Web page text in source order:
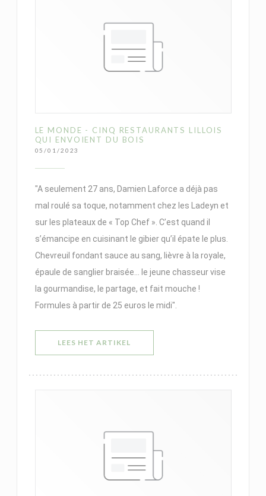
LE MONDE - CINQ RESTAURANTS LILLOIS
QUI ENVOIENT DU BOIS
05/01/2023
"A seulement 27 ans, Damien Laforce a déjà pas
mal roulé sa toque, notamment chez les Ladeyn et
sur les plateaux de « Top Chef ». C’est quand il
s’émancipe en cuisinant le gibier qu’il épate le plus.
Chevreuil fondant sauce au sang, lièvre à la royale,
épaule de sanglier braisée... le jeune chasseur vise
la gourmandise, le partage, et fait mouche !
Formules à partir de 25 euros le midi".
LEES HET ARTIKEL